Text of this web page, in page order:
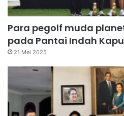
Para pegolf muda
pada Pantai Indah
21 Mei 2025